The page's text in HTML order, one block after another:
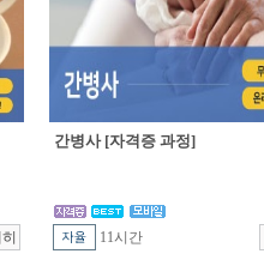
간병사 [자격증 과정]
11시간